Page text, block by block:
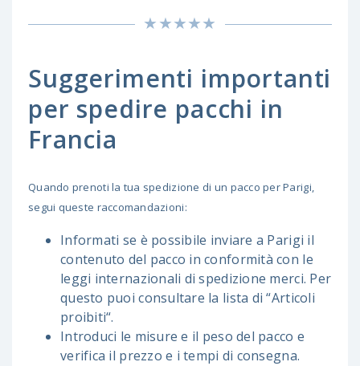
Suggerimenti importanti
per spedire pacchi in
Francia
Quando prenoti la tua spedizione di un pacco per Parigi,
segui queste raccomandazioni:
Informati se è possibile inviare a Parigi il
contenuto del pacco in conformità con le
leggi internazionali di spedizione merci. Per
questo puoi consultare la lista di “Articoli
proibiti“.
Introduci le misure e il peso del pacco e
verifica il prezzo e i tempi di consegna.